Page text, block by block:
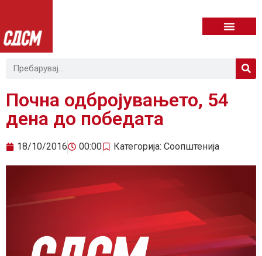
Почна одбројувањето, 54
дена до победата
18/10/2016 00:00 Категорија: Соопштенија